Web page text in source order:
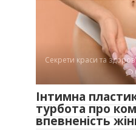
Секрети краси та
Інтимна
турбота про
впевненість